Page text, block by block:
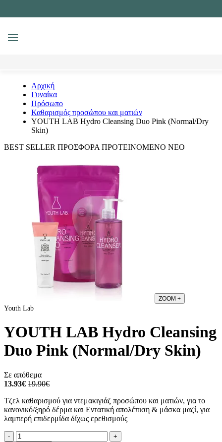
MENU
Αρχική
Γυναίκα
Πρόσωπο
Καθαρισμός προσώπου και ματιών
YOUTH LAB Hydro Cleansing Duo Pink (Normal/Dry
Skin)
BEST SELLER ΠΡΟΣΦΟΡΑ ΠΡΟΤΕΙΝΟΜΕΝΟ ΝΕΟ
ZOOM +
Youth Lab
YOUTH LAB Hydro Cleansing
Duo Pink (Normal/Dry Skin)
Σε απόθεμα
13.93€ 19.90€
Τζελ καθαρισμού για ντεμακιγιάζ προσώπου και ματιών, για το
κανονικό/ξηρό δέρμα και Εντατική απολέπιση & μάσκα μαζί, για
λαμπερή επιδερμίδα δίχως ερεθισμούς
Ποσότητα
-product.increase.quantity +